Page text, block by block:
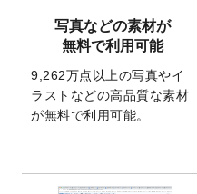
2025/12/22
2026年版4
テンプレート
開いたしま
2025/9/30
【新商品】
きるように
2026年午
を公開いた
写真などの素材が
無料で利用可能
9,262万点以上の写真やイ
ラストなどの高品質な素材
が無料で利用可能。